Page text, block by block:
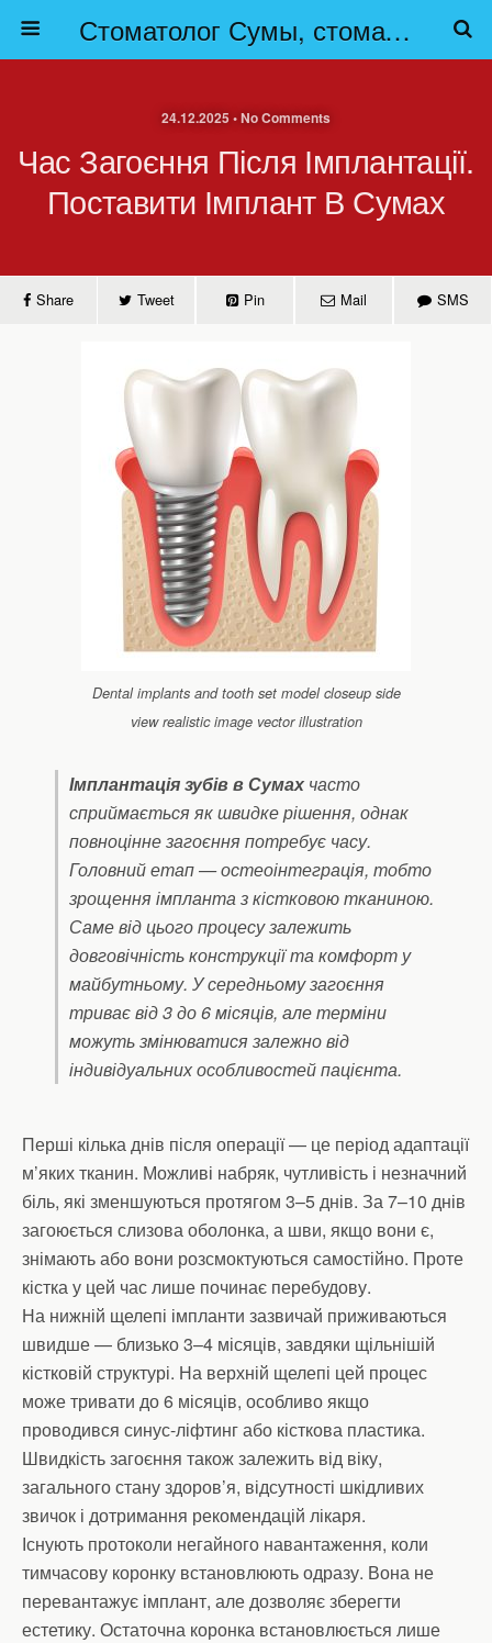
Стоматолог Сумы, стоматологические клиники Сумы, детская стоматология в Сумах. | Частная стоматология Сумы
24.12.2025 • No Comments
Час Загоєння Після Імплантації.
Поставити Імплант В Сумах
Share Tweet Pin Mail SMS
Dental implants and tooth set model closeup side
view realistic image vector illustration
Імплантація зубів в Сумах часто
сприймається як швидке рішення, однак
повноцінне загоєння потребує часу.
Головний етап — остеоінтеграція, тобто
зрощення імпланта з кістковою тканиною.
Саме від цього процесу залежить
довговічність конструкції та комфорт у
майбутньому. У середньому загоєння
триває від 3 до 6 місяців, але терміни
можуть змінюватися залежно від
індивідуальних особливостей пацієнта.
Перші кілька днів після операції — це період адаптації
м’яких тканин. Можливі набряк, чутливість і незначний
біль, які зменшуються протягом 3–5 днів. За 7–10 днів
загоюється слизова оболонка, а шви, якщо вони є,
знімають або вони розсмоктуються самостійно. Проте
кістка у цей час лише починає перебудову.
На нижній щелепі імпланти зазвичай приживаються
швидше — близько 3–4 місяців, завдяки щільнішій
кістковій структурі. На верхній щелепі цей процес
може тривати до 6 місяців, особливо якщо
проводився синус-ліфтинг або кісткова пластика.
Швидкість загоєння також залежить від віку,
загального стану здоров’я, відсутності шкідливих
звичок і дотримання рекомендацій лікаря.
Існують протоколи негайного навантаження, коли
тимчасову коронку встановлюють одразу. Вона не
перевантажує імплант, але дозволяє зберегти
естетику. Остаточна коронка встановлюється лише